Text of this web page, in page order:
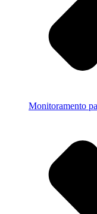
Monitoramento